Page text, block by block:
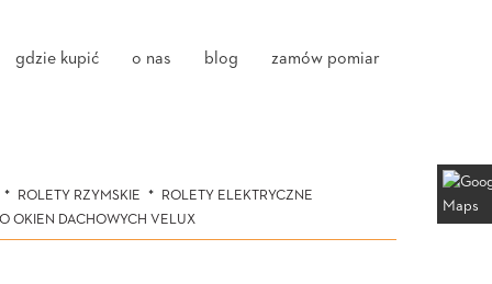
gdzie kupić o nas blog zamów pomiar
ROLETY RZYMSKIE
ROLETY ELEKTRYCZNE
OKIEN DACHOWYCH VELUX